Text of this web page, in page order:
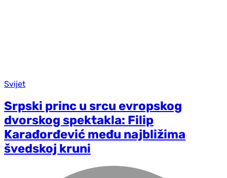
Svijet
Srpski princ u srcu evropskog
dvorskog spektakla: Filip
Karađorđević među najbližima
švedskoj kruni